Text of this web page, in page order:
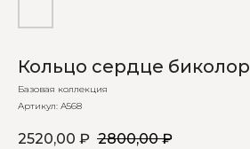
Кольцо сердце биколор
Базовая коллекция
Артикул: А568
2520,00 ₽ 2800,00 ₽